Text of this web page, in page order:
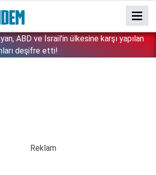
tek tek açıkladı: Çerçeve yasa'dan
İşte detaylar...